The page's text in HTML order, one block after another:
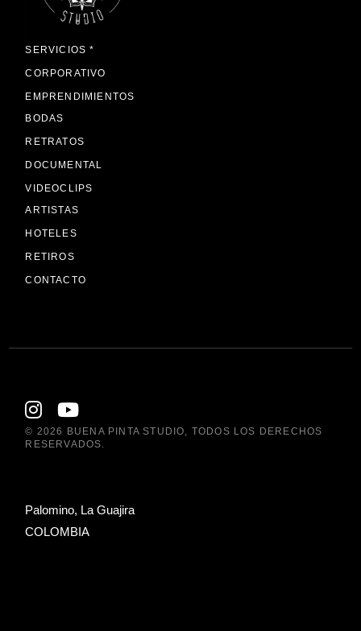
SERVICIOS *
CORPORATIVO
EMPRENDIMIENTOS
BODAS
RETRATOS
DOCUMENTAL
VIDEOCLIPS
ARTISTAS
HOTELES
RETIROS
CONTACTO
© 2026 BUENA PINTA STUDIO , TODOS LOS DERECHOS
RESERVADOS.
Palomino, La Guajira
COLOMBIA